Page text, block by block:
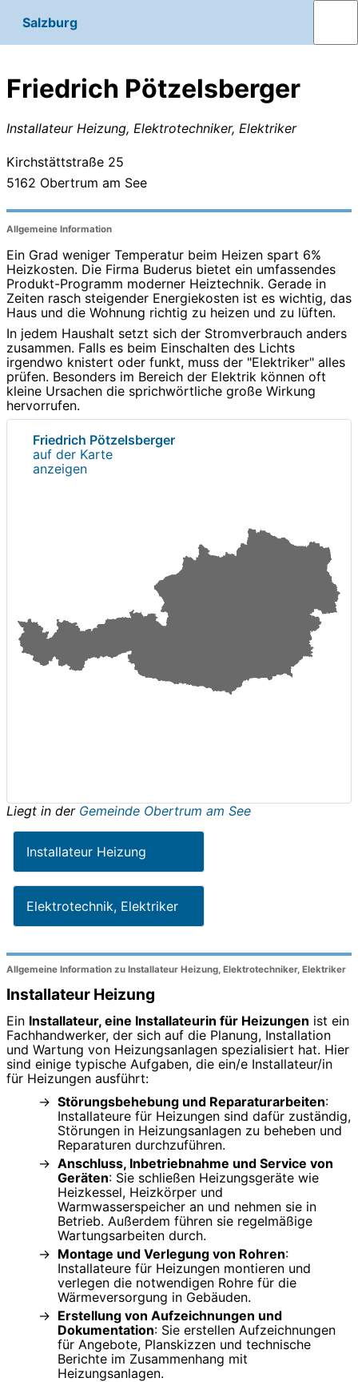
Salzburg
Friedrich Pötzelsberger
Installateur Heizung, Elektrotechniker, Elektriker
Kirchstättstraße 25
5162 Obertrum am See
Allgemeine Information
Ein Grad weniger Temperatur beim Heizen spart 6%
Heizkosten. Die Firma Buderus bietet ein umfassendes
Produkt-Programm moderner Heiztechnik. Gerade in
Zeiten rasch steigender Energiekosten ist es wichtig, das
Haus und die Wohnung richtig zu heizen und zu lüften.
In jedem Haushalt setzt sich der Stromverbrauch anders
zusammen. Falls es beim Einschalten des Lichts
irgendwo knistert oder funkt, muss der "Elektriker" alles
prüfen. Besonders im Bereich der Elektrik können oft
kleine Ursachen die sprichwörtliche große Wirkung
hervorrufen.
Friedrich Pötzelsberger
auf der Karte
anzeigen
Liegt in der Gemeinde Obertrum am See
Installateur Heizung
Elektrotechnik, Elektriker
Allgemeine Information zu Installateur Heizung, Elektrotechniker, Elektriker
Installateur Heizung
Ein Installateur, eine Installateurin für Heizungen ist ein
Fachhandwerker, der sich auf die Planung, Installation
und Wartung von Heizungsanlagen spezialisiert hat. Hier
sind einige typische Aufgaben, die ein/e Installateur/in
für Heizungen ausführt:
Störungsbehebung und Reparaturarbeiten:
Installateure für Heizungen sind dafür zuständig,
Störungen in Heizungsanlagen zu beheben und
Reparaturen durchzuführen.
Anschluss, Inbetriebnahme und Service von
Geräten: Sie schließen Heizungsgeräte wie
Heizkessel, Heizkörper und
Warmwasserspeicher an und nehmen sie in
Betrieb. Außerdem führen sie regelmäßige
Wartungsarbeiten durch.
Montage und Verlegung von Rohren:
Installateure für Heizungen montieren und
verlegen die notwendigen Rohre für die
Wärmeversorgung in Gebäuden.
Erstellung von Aufzeichnungen und
Dokumentation: Sie erstellen Aufzeichnungen
für Angebote, Planskizzen und technische
Berichte im Zusammenhang mit
Heizungsanlagen.